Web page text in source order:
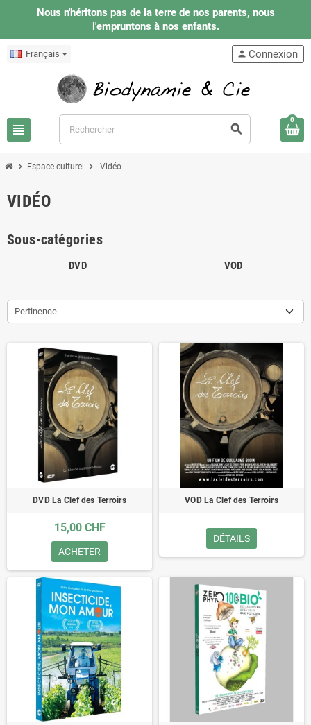
Nous n'héritons pas de la terre de nos parents, nous
l'empruntons à nos enfants.
Français
view_headline search
person Connexion
0
chevron_right Espace culturel chevron_right Vidéo
VIDÉO
Sous-catégories
DVD VOD
Pertinence
DVD La Clef des Terroirs
15,00 CHF
ACHETER
VOD La Clef des Terroirs
DÉTAILS